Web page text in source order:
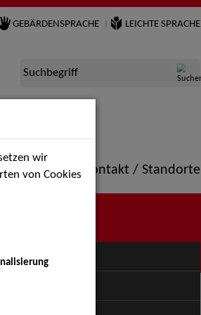
GEBÄRDENSPRACHE LEICHTE SPRACHE
Suchbegriff
Portfolio Kontakt / Standorte
wir
von Cookies